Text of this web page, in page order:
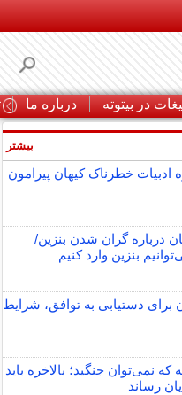
در بیتوته درباره ما
ادبیات خطرناک کیهان پیرامون
درباره گران شدن بنزین/
بنزین وارد کنیم
برای دستیابی به توافق، شرایط
نمی‌توان جنگید؛ بالاخره باید
رساند
بیشتر